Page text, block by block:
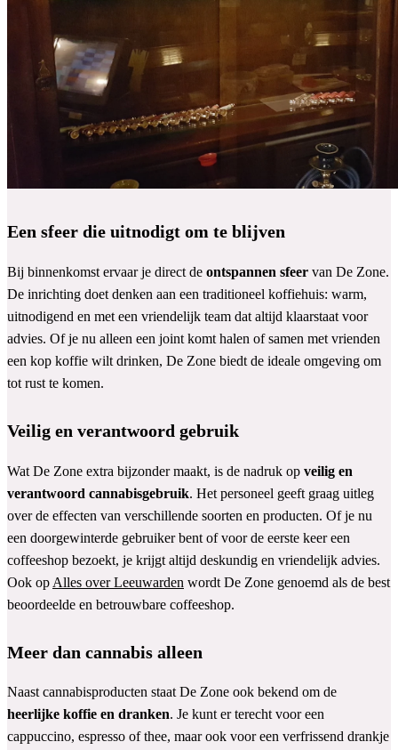
Een sfeer die uitnodigt om te blijven
Bij binnenkomst ervaar je direct de ontspannen sfeer van De Zone.
De inrichting doet denken aan een traditioneel koffiehuis: warm,
uitnodigend en met een vriendelijk team dat altijd klaarstaat voor
advies. Of je nu alleen een joint komt halen of samen met vrienden
een kop koffie wilt drinken, De Zone biedt de ideale omgeving om
tot rust te komen.
Veilig en verantwoord gebruik
Wat De Zone extra bijzonder maakt, is de nadruk op veilig en
verantwoord cannabisgebruik. Het personeel geeft graag uitleg
over de effecten van verschillende soorten en producten. Of je nu
een doorgewinterde gebruiker bent of voor de eerste keer een
coffeeshop bezoekt, je krijgt altijd deskundig en vriendelijk advies.
Ook op Alles over Leeuwarden wordt De Zone genoemd als de best
beoordeelde en betrouwbare coffeeshop.
Meer dan cannabis alleen
Naast cannabisproducten staat De Zone ook bekend om de
heerlijke koffie en dranken. Je kunt er terecht voor een
cappuccino, espresso of thee, maar ook voor een verfrissend drankje